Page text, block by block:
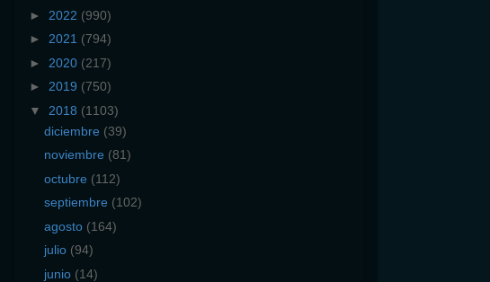
► 2022 (990)
► 2021 (794)
► 2020 (217)
► 2019 (750)
▼ 2018 (1103)
diciembre (39)
noviembre (81)
octubre (112)
septiembre (102)
agosto (164)
julio (94)
junio (14)